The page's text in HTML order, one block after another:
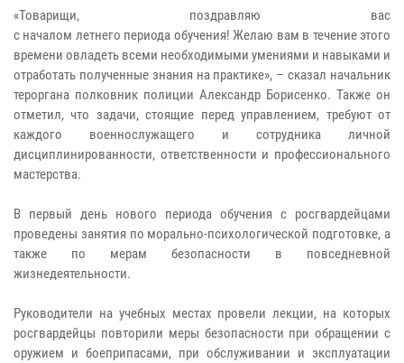
«Товарищи, поздравляю вас
с началом летнего периода обучения! Желаю вам в течение этого
времени овладеть всеми необходимыми умениями и навыками и
отработать полученные знания на практике», – сказал начальник
тероргана полковник полиции Александр Борисенко. Также он
отметил, что задачи, стоящие перед управлением, требуют от
каждого военнослужащего и сотрудника личной
дисциплинированности, ответственности и профессионального
мастерства.
В первый день нового периода обучения с росгвардейцами
проведены занятия по морально-психологической подготовке, а
также по мерам безопасности в повседневной
жизнедеятельности.
Руководители на учебных местах провели лекции, на которых
росгвардейцы повторили меры безопасности при обращении с
оружием и боеприпасами, при обслуживании и эксплуатации